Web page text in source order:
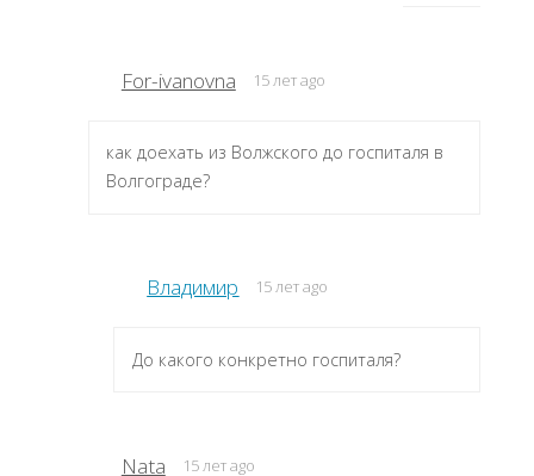
For-ivanovna 15 лет ago
как доехать из Волжского до госпиталя в
Волгограде?
Владимир 15 лет ago
До какого конкретно госпиталя?
Nata 15 лет ago